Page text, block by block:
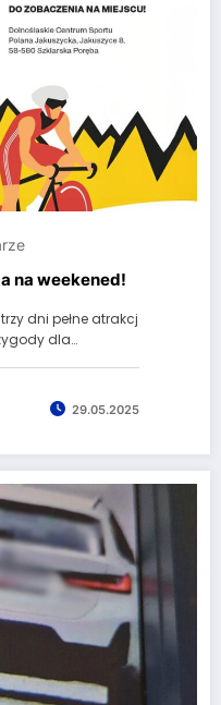
na weekened!
dni pełne atrakcj
dla…
29.05.2025